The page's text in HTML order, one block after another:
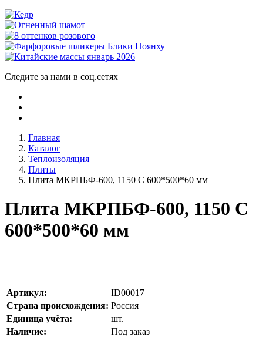
Следите за нами в соц.сетях
Главная
Каталог
Теплоизоляция
Плиты
Плита МКРПБФ-600, 1150 С 600*500*60 мм
Плита МКРПБФ-600, 1150 С
600*500*60 мм
Артикул:
ID00017
Страна происхождения: Россия
Единица учёта:
шт.
Наличие:
Под заказ